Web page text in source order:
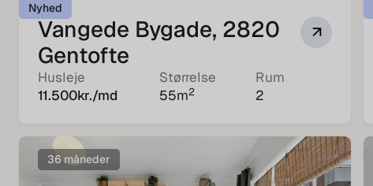
Nyhed
Vangede Bygade, 2820
Gentofte
Husleje
11.500kr./md
Størrelse
55m2
Rum
2
36 måneder